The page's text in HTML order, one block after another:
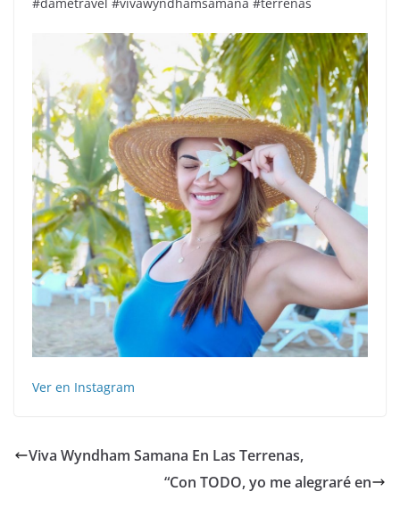
#dametravel #vivawyndhamsamana #terrenas
Ver en Instagram
Viva Wyndham Samana En Las Terrenas,
“Con TODO, yo me alegraré en